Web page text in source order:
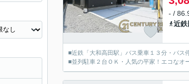
- /
近鉄
■近鉄「大和高田駅」バス乗車１３分・バス
■並列駐車２台ＯＫ・人気の平家！エコなオ